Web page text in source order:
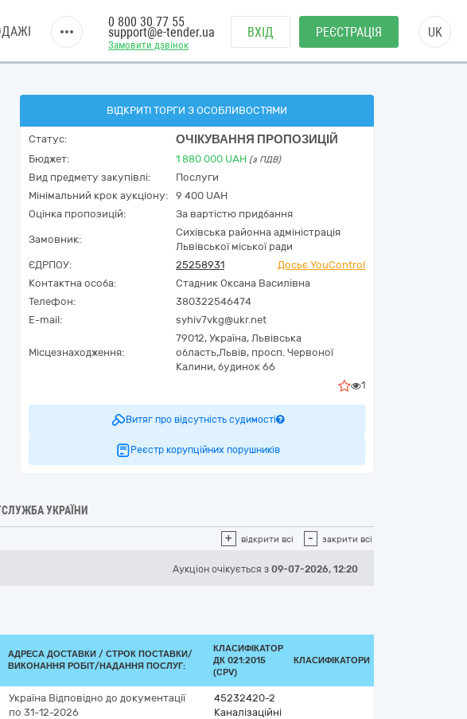
Замовити дзвінок
0 800 30 77 55
support@e-tender.ua ВХІД РЕЄСТРАЦІЯ UK
ВІДКРИТІ ТОРГИ З ОСОБЛИВОСТЯМИ
Статус: ОЧІКУВАННЯ ПРОПОЗИЦІЙ
Бюджет: 1 880 000 UAH (з ПДВ)
Вид предмету закупівлі:
Послуги
Мінімальний крок аукціону:
9 400 UAH
Оцінка пропозицій:
За вартістю придбання
Замовник:
Сихівська районна адміністрація
Львівської міської ради
ЄДРПОУ:
25258931
Досьє YouControl
Контактна особа:
Стадник Оксана Василівна
Телефон:
380322546474
E-mail:
syhiv7vkg@ukr.net
Місцезнаходження:
79012, Україна, Львівська
область,Львів, просп. Червоної
Калини, будинок 66
1
Витяг про відсутність судимості
Реєстр корупційних порушників
УКРАЇНИ
+ відкрити всі - закрити всі
Аукціон очікується з 09-07-2026, 12:20
АДРЕСА ДОСТАВКИ / СТРОК ПОСТАВКИ/
ВИКОНАННЯ РОБІТ/НАДАННЯ ПОСЛУГ:
КЛАСИФІКАТОР
ДК 021:2015
(CPV)
КЛАСИФІКАТОРИ
Україна Відповідно до документації
по 31-12-2026
45232420-2
Каналізаційні